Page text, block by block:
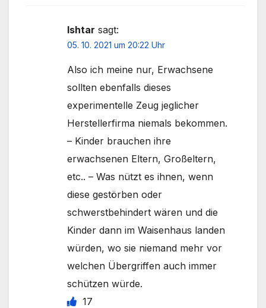
Ishtar sagt:
05. 10. 2021 um 20:22 Uhr
Also ich meine nur, Erwachsene
sollten ebenfalls dieses
experimentelle Zeug jeglicher
Herstellerfirma niemals bekommen.
– Kinder brauchen ihre
erwachsenen Eltern, Großeltern,
etc.. – Was nützt es ihnen, wenn
diese gestörben oder
schwerstbehindert wären und die
Kinder dann im Waisenhaus landen
würden, wo sie niemand mehr vor
welchen Übergriffen auch immer
schützen würde.
17